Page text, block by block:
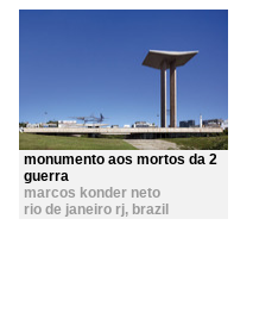
monumento aos mortos da 2
guerra
marcos konder neto
rio de janeiro rj, brazil